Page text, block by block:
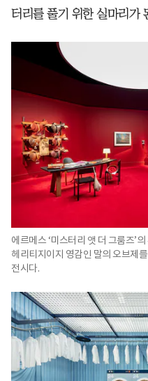
터리를 풀기 위한 실마리가
에르메스 ‘미스터리 앳 더 그룸즈’
헤리티지이지 영감인 말의 오브제
전시다.